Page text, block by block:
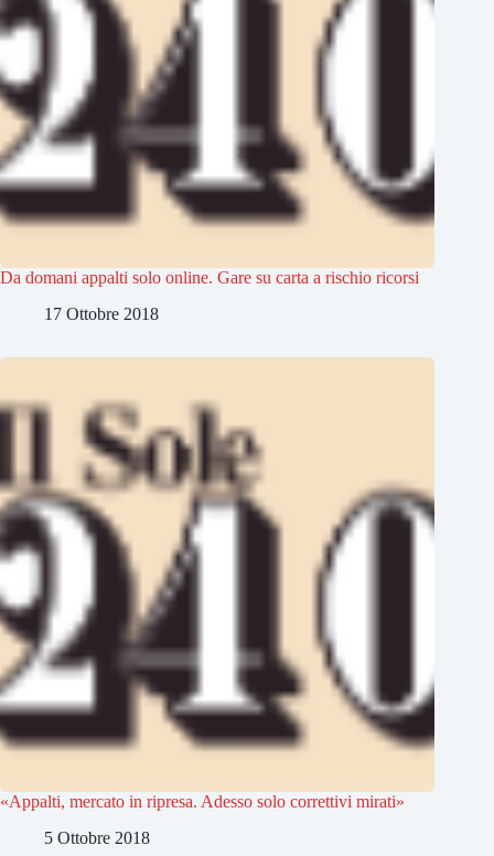
Da domani appalti solo online. Gare su carta a rischio ricorsi
17 Ottobre 2018
«Appalti, mercato in ripresa. Adesso solo correttivi mirati»
5 Ottobre 2018